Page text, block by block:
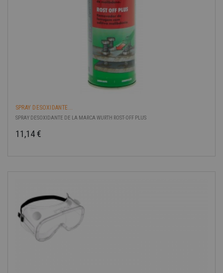
SPRAY DESOXIDANTE...
SPRAY DESOXIDANTE DE LA MARCA WURTH ROST-OFF PLUS
11,14 €